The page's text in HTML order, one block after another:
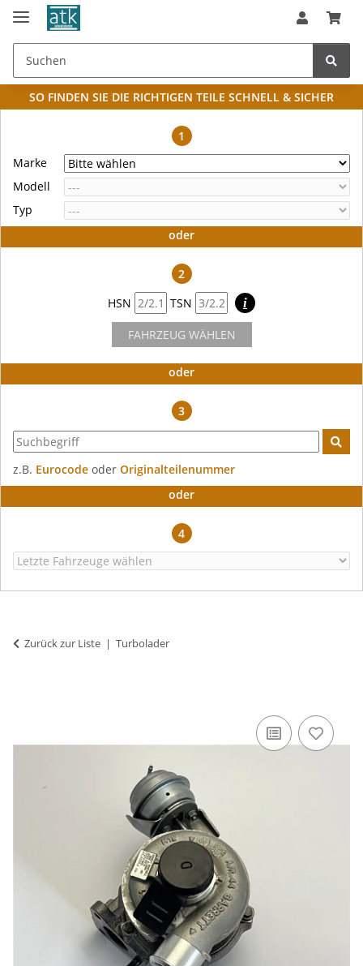
SO FINDEN SIE DIE RICHTIGEN TEILE SCHNELL & SICHER
1
Marke
Modell
Typ
oder
2
HSN
TSN i
FAHRZEUG WÄHLEN
oder
3
z.B. Eurocode oder Originalteilenummer
oder
4
Zurück zur Liste Turbolader